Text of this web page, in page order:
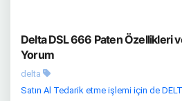
Delta DSL 666 Paten Özellikleri
Yorum
delta
Satın Al Tedarik etme işlemi için de